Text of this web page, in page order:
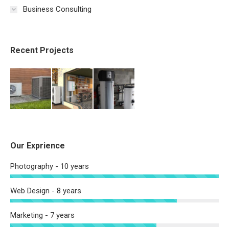
Business Consulting
Recent Projects
Our Exprience
Photography - 10 years
Web Design - 8 years
Marketing - 7 years